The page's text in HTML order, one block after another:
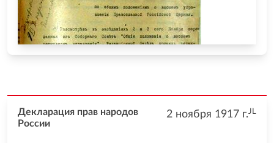
2 ноября 1917 г.JL
Декларация прав народов
России